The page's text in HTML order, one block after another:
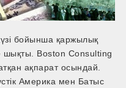
бойынша қаржылық
шықты. Boston Consulting
ақпарат осындай.
Америка мен Батыс